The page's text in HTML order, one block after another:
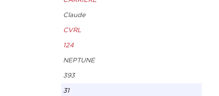
Claude
CVRL
124
NEPTUNE
393
31